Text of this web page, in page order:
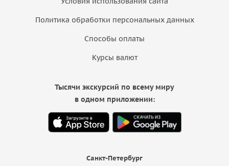
Политика обработки персональных данных
Способы оплаты
Курсы валют
Санкт-Петербург
Тысячи экскурсий по всему миру
в одном приложении: